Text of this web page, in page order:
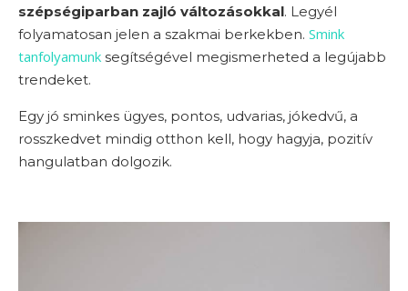
szépségiparban zajló változásokkal. Legyél
folyamatosan jelen a szakmai berkekben. Smink
tanfolyamunk segítségével megismerheted a legújabb
trendeket.
Egy jó sminkes ügyes, pontos, udvarias, jókedvű, a
rosszkedvet mindig otthon kell, hogy hagyja, pozitív
hangulatban dolgozik.